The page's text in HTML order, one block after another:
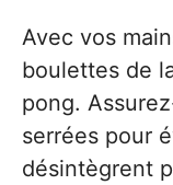
Avec vos
boulettes de
pong.
serrées pour
désintègrent